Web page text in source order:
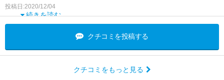
温泉は、日帰り入浴も長い時間帯で利用可能になっ
て
続きを読む
投稿日:2020/12/04
クチコミを投稿する
クチコミをもっと見る